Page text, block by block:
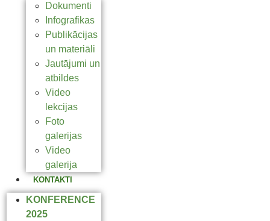
Dokumenti
Infografikas
Publikācijas
un materiāli
Jautājumi un
atbildes
Video
lekcijas
Foto
galerijas
Video
galerija
KONTAKTI
KONFERENCE
2025